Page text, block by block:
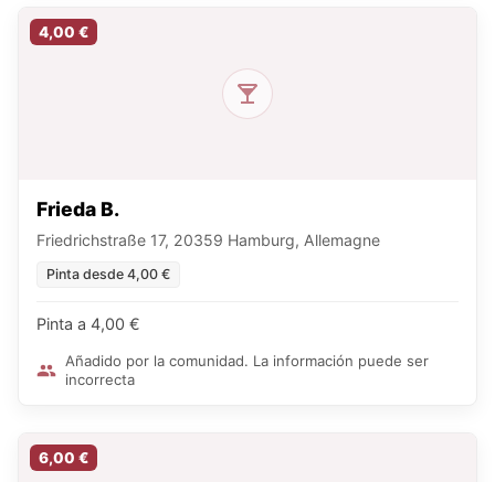
4,00 €
Frieda B.
Friedrichstraße 17, 20359 Hamburg, Allemagne
Pinta desde 4,00 €
Pinta a 4,00 €
Añadido por la comunidad. La información puede ser
incorrecta
6,00 €